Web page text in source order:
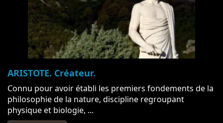
ARISTOTE. Créateur.
Connu pour avoir établi les premiers fondements de la
philosophie de la nature, discipline regroupant
physique et biologie, ...